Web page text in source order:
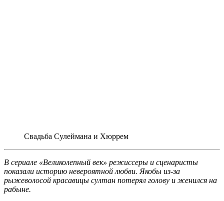
Свадьба Сулеймана и Хюррем
В сериале «Великолепный век» режиссеры и сценаристы
показали историю невероятной любви. Якобы из-за
рыжеволосой красавицы султан потерял голову и женился на
рабыне.